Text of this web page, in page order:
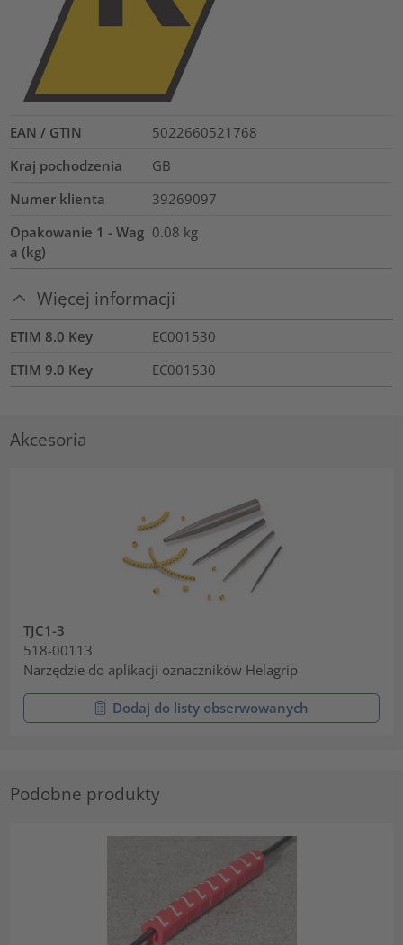
EAN / GTIN
5022660521768
Kraj pochodzenia
GB
Numer klienta
39269097
Opakowanie 1 - Wag
a (kg)
0.08 kg
Więcej informacji
ETIM 8.0 Key
EC001530
ETIM 9.0 Key
EC001530
Akcesoria
TJC1-3
518-00113
Narzędzie do aplikacji oznaczników Helagrip
Dodaj do listy obserwowanych
Podobne produkty